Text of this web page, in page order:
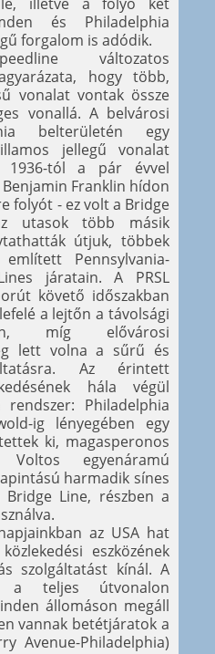
és Philadelphia
forgalom is adódik.
változatos
hogy több,
vonalat vontak össze
vonallá. A belvárosi
belterületén egy
jellegű vonalat
1936-tól a pár évvel
Franklin hídon
folyót - ez volt a Bridge
utasok több másik
útjuk, többek
Pennsylvania-
járatain. A PRSL
követő időszakban
a lejtőn a távolsági
míg elővárosi
lett volna a sűrű és
Az érintett
hála végül
Philadelphia
ig lényegében egy
ki, magasperonos
Voltos egyenáramú
harmadik sínes
Line, részben a
az USA hat
eszközének
szolgáltatást kínál. A
a teljes útvonalon
állomáson megáll
vannak betétjáratok a
Avenue-Philadelphia)